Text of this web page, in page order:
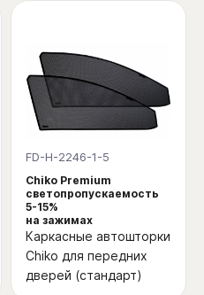
FD-H-2246-1-5
Chiko Premium
светопропускаемость
5-15%
на зажимах
Каркасные автошторки
Chiko для передних
дверей (стандарт)